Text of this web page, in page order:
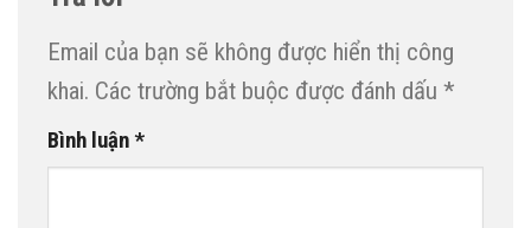
Email của bạn sẽ không được hiển thị công
khai. Các trường bắt buộc được đánh dấu *
Bình luận*